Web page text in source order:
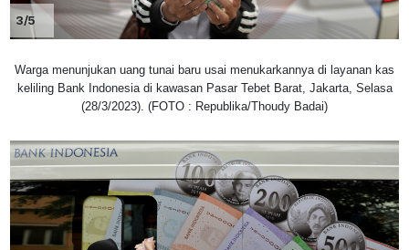
3/5
Warga menunjukan uang tunai baru usai menukarkannya di layanan kas
keliling Bank Indonesia di kawasan Pasar Tebet Barat, Jakarta, Selasa
(28/3/2023). (FOTO : Republika/Thoudy Badai)